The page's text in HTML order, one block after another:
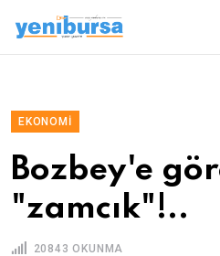
EKONOMI
Bozbey'e
"zamcık"!..
20843 OKUNMA